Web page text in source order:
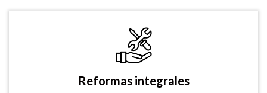
Reformas integrales